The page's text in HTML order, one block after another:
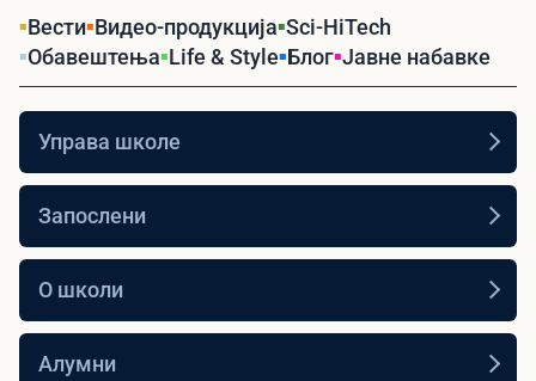
Вести Видео-продукција Sci-HiTech
Обавештења Life & Style Блог Јавне набавке
Управа школе
Запослени
О школи
Алумни